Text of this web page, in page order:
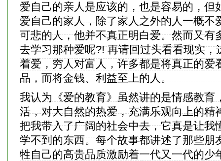
爱自己的亲人是应该的，也是容易的，但
爱自己的家人，除了家人之外的人一概不
可悲的人，他并不真正明白爱。然而又有
去学习那种爱呢?! 再请回过头看看现实，
着爱，穷人对富人，许多都是将真正的爱
品，而将金钱、利益至上的人。
我认为《爱的教育》虽然讲的是情感教育
活，对大自然的热爱，充满乐观向上的精
把我带入了广阔的社会中去，它真是让我
学不到的东西。每个故事都讲述了那些朋
牲自己的高贵品质激励着一代又一代的少